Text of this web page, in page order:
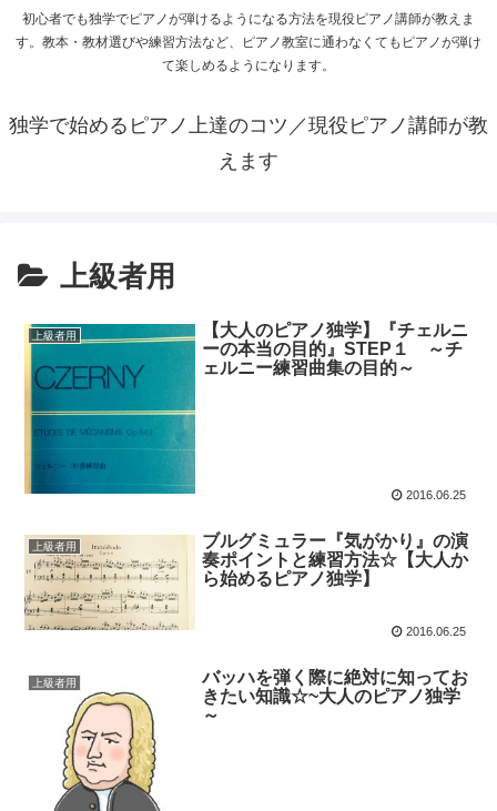
初心者でも独学でピアノが弾けるようになる方法を現役ピアノ講師が教えま
す。教本・教材選びや練習方法など、ピアノ教室に通わなくてもピアノが弾け
て楽しめるようになります。
独学で始めるピアノ上達のコツ／現役ピアノ講師が教
えます
上級者用
上級者用
【大人のピアノ独学】『チェルニ
ーの本当の目的』STEP１ ～チ
ェルニー練習曲集の目的～
2016.06.25
上級者用
ブルグミュラー『気がかり』の演
奏ポイントと練習方法☆【大人か
ら始めるピアノ独学】
2016.06.25
上級者用
バッハを弾く際に絶対に知ってお
きたい知識☆~大人のピアノ独学
～